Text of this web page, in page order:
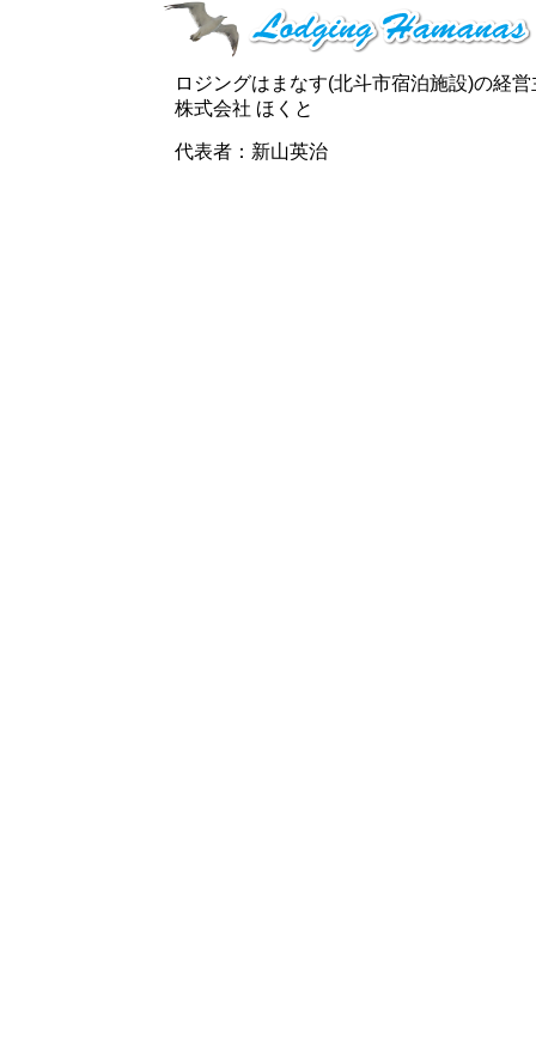
ロジングはまなす(北斗市宿泊施設)の経営
株式会社 ほくと
代表者：新山英治